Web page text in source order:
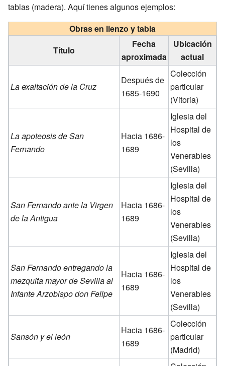
tablas (madera). Aquí tienes algunos ejemplos:
Obras en lienzo y tabla
Título
Fecha
aproximada
Ubicación
actual
La exaltación de la Cruz
Después de
1685-1690
Colección
particular
(Vitoria)
La apoteosis de San
Fernando
Hacia 1686-
1689
Iglesia del
Hospital de
los
Venerables
(Sevilla)
San Fernando ante la Virgen
de la Antigua
Hacia 1686-
1689
Iglesia del
Hospital de
los
Venerables
(Sevilla)
San Fernando entregando la
mezquita mayor de Sevilla al
Infante Arzobispo don Felipe
Hacia 1686-
1689
Iglesia del
Hospital de
los
Venerables
(Sevilla)
Sansón y el león
Hacia 1686-
1689
Colección
particular
(Madrid)